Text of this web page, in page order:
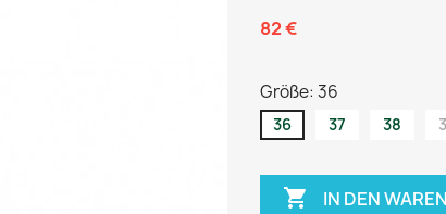
82 €
Größe: 36
36 37 38
 IN DEN